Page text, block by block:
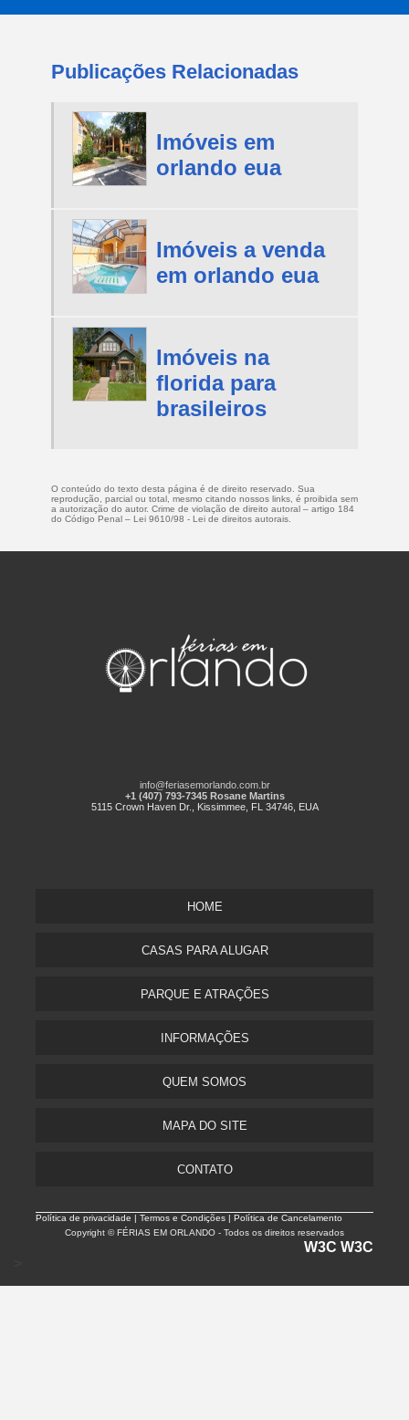
Publicações Relacionadas
Imóveis em
orlando eua
Imóveis a venda
em orlando eua
Imóveis na
florida para
brasileiros
O conteúdo do texto desta página é de direito reservado. Sua
reprodução, parcial ou total, mesmo citando nossos links, é proibida sem
a autorização do autor. Crime de violação de direito autoral – artigo 184
do Código Penal – Lei 9610/98 - Lei de direitos autorais
info@feriasemorlando.com.br
+1 (407) 793-7345 Rosane Martins
5115 Crown Haven Dr., Kissimmee, FL 34746, EUA
HOME
CASAS PARA ALUGAR
PARQUE E ATRAÇÕES
INFORMAÇÕES
QUEM SOMOS
MAPA DO SITE
CONTATO
Política de privacidade |Termos e Condições | Política de Cancelamento
Copyright © FÉRIAS EM ORLANDO - Todos os direitos reservados
W3C W3C